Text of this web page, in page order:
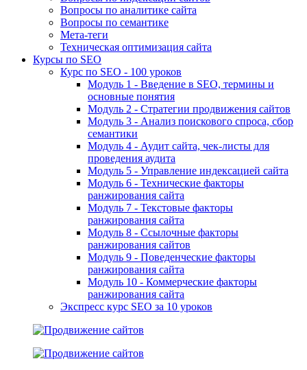
Вопросы по аналитике сайта
Вопросы по семантике
Мета-теги
Техническая оптимизация сайта
Курсы по SEO
Курс по SEO - 100 уроков
Модуль 1 - Введение в SEO, термины и
основные понятия
Модуль 2 - Стратегии продвижения сайтов
Модуль 3 - Анализ поискового спроса, сбор
семантики
Модуль 4 - Аудит сайта, чек-листы для
проведения аудита
Модуль 5 - Управление индексацией сайта
Модуль 6 - Технические факторы
ранжирования сайта
Модуль 7 - Текстовые факторы
ранжирования сайта
Модуль 8 - Ссылочные факторы
ранжирования сайтов
Модуль 9 - Поведенческие факторы
ранжирования сайта
Модуль 10 - Коммерческие факторы
ранжирования сайта
Экспресс курс SEO за 10 уроков